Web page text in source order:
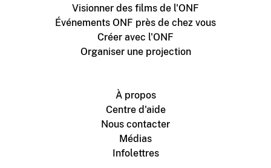
Visionner des films de l'ONF
Événements ONF près de chez vous
Créer avec l'ONF
Organiser une projection
À propos
Centre d'aide
Nous contacter
Médias
Infolettres